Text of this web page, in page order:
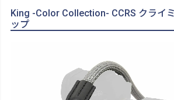
King -Color Collection- CCRS クライ
ップ